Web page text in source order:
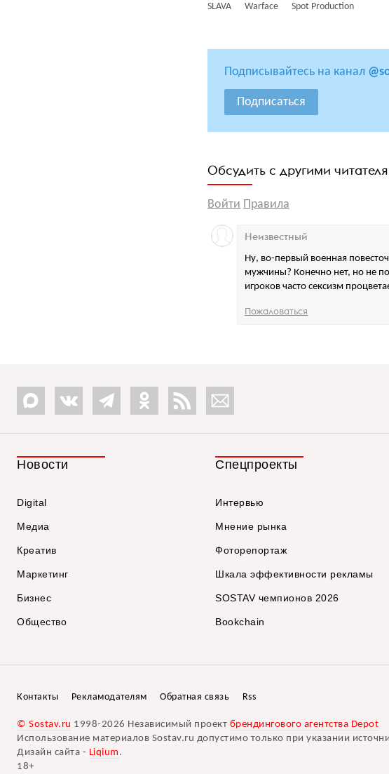
SLAVA Warface Spot Production
Подписывайтесь на канал
Подписаться
Обсудить с другими
Войти Правила
Ну, во-первый военная
мужчины? Конечно нет, но не
игроков часто сексизм
Неизвестный
Пожаловаться
Новости
Digital
Медиа
Креатив
Маркетинг
Бизнес
Общество
Спецпроекты
Интервью
Мнение рынка
Фоторепортаж
Шкала эффективности рекламы
SOSTAV чемпионов 2026
Bookchain
Контакты Рекламодателям Обратная связь Rss
© Sostav.ru 1998-2026 Независимый проект брендингового агентства Depot
Использование материалов Sostav.ru допустимо только при указании
Дизайн сайта - Liqium .
18+